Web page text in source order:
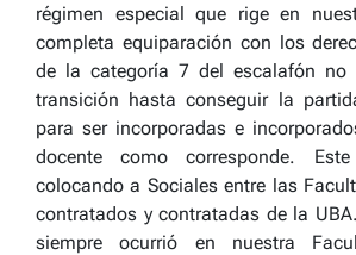
régimen especial que rige en
completa equiparación con los
de la categoría 7 del escalafón no
transición hasta conseguir la
para ser incorporadas e
docente como corresponde.
colocando a Sociales entre las
contratados y contratadas de la
siempre ocurrió en nuestra